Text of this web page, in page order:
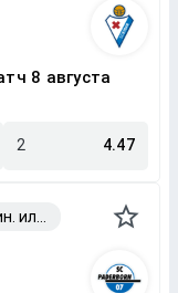
8 августа
2 4.47